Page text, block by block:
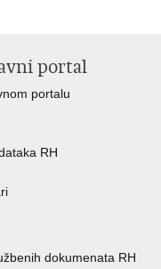
portal
portalu
RH
dokumenata RH